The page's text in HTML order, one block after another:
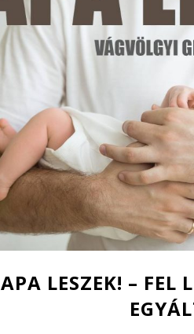
APA LESZEK! – FEL